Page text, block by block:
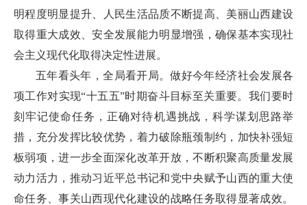
明程度明显提升、人民生活品质不断提高、美丽山西建设
取得重大成效、安全发展能力明显增强，确保基本实现社
会主义现代化取得决定性进展。
五年看头年，全局看开局。做好今年经济社会发展各
项工作对实现“十五五”时期奋斗目标至关重要。我们要时
刻牢记使命任务，正确对待机遇挑战，科学谋划思路举
措，充分发挥比较优势，着力破除瓶颈制约，加快补强短
板弱项，进一步全面深化改革开放，不断积聚高质量发展
动力活力，推动习近平总书记和党中央赋予山西的重大使
命任务、事关山西现代化建设的战略任务取得显著成效。